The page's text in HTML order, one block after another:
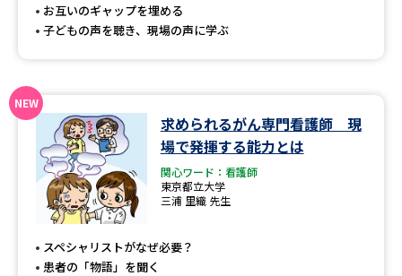
SELFBRAND特集ページ
オープンキャンパス検索 実施プログラムから探す
来場型・Web型イベント特集 夢ナビライブ
受験準備
お互いのギャップを埋める
子どもの声を聴き、現場の声に学ぶ
求められるがん専門看護師 現
場で発揮する能力とは
関心ワード：看護師
東京都立大学
三浦 里織 先生
スペシャリストがなぜ必要？
患者の「物語」を聞く